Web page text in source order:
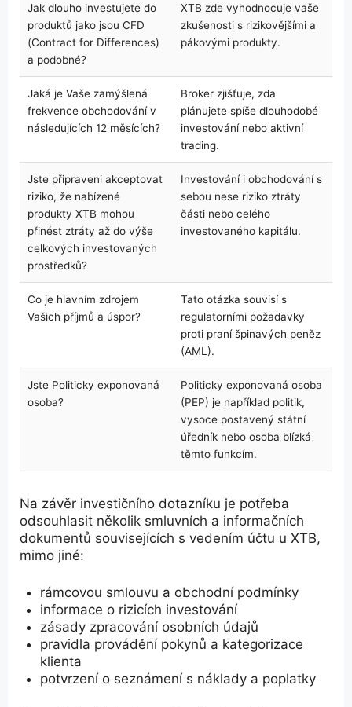
Jak dlouho investujete do
produktů jako jsou CFD
(Contract for Differences)
a podobné?
XTB zde vyhodnocuje vaše
zkušenosti s rizikovějšími a
pákovými produkty.
Jaká je Vaše zamýšlená
frekvence obchodování v
následujících 12 měsících?
Broker zjišťuje, zda
plánujete spíše dlouhodobé
investování nebo aktivní
trading.
Jste připraveni akceptovat
riziko, že nabízené
produkty XTB mohou
přinést ztráty až do výše
celkových investovaných
prostředků?
Investování i obchodování s
sebou nese riziko ztráty
části nebo celého
investovaného kapitálu.
Co je hlavním zdrojem
Vašich příjmů a úspor?
Tato otázka souvisí s
regulatorními požadavky
proti praní špinavých peněz
(AML).
Jste Politicky exponovaná
osoba?
Politicky exponovaná osoba
(PEP) je například politik,
vysoce postavený státní
úředník nebo osoba blízká
těmto funkcím.
Na závěr investičního dotazníku je potřeba
odsouhlasit několik smluvních a informačních
dokumentů souvisejících s vedením účtu u XTB,
mimo jiné:
rámcovou smlouvu a obchodní podmínky
informace o rizicích investování
zásady zpracování osobních údajů
pravidla provádění pokynů a kategorizace
klienta
potvrzení o seznámení s náklady a poplatky